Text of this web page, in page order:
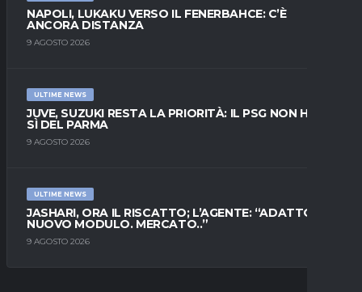
NAPOLI, LUKAKU VERSO IL FENERBAHCE: C’È
ANCORA DISTANZA
9 AGOSTO 2026
ULTIME NEWS
JUVE, SUZUKI RESTA LA PRIORITÀ: IL PSG NON HA IL
SÌ DEL PARMA
9 AGOSTO 2026
ULTIME NEWS
JASHARI, ORA IL RISCATTO; L’AGENTE: “ADATTO AL
NUOVO MODULO. MERCATO..”
9 AGOSTO 2026